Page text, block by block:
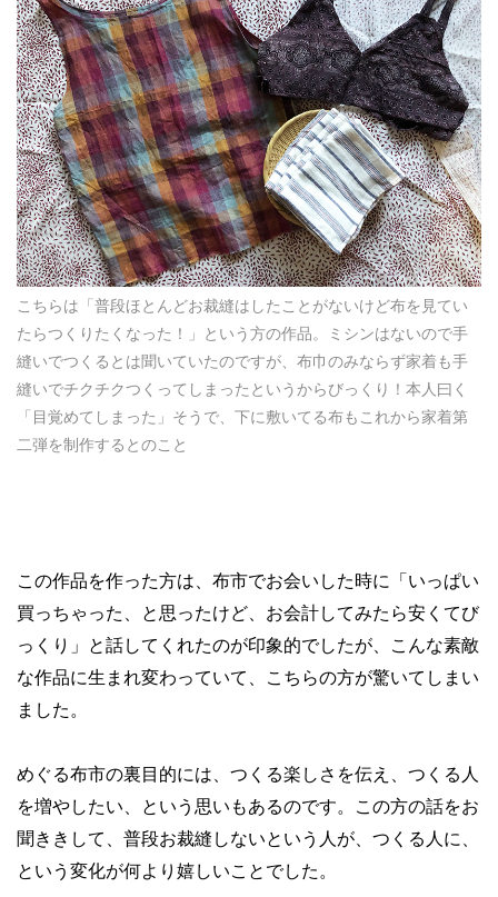
こちらは「普段ほとんどお裁縫はしたことがないけど布を見てい
たらつくりたくなった！」という方の作品。ミシンはないので手
縫いでつくるとは聞いていたのですが、布巾のみならず家着も手
縫いでチクチクつくってしまったというからびっくり！本人曰く
「目覚めてしまった」そうで、下に敷いてる布もこれから家着第
二弾を制作するとのこと
この作品を作った方は、布市でお会いした時に「いっぱい
買っちゃった、と思ったけど、お会計してみたら安くてび
っくり」と話してくれたのが印象的でしたが、こんな素敵
な作品に生まれ変わっていて、こちらの方が驚いてしまい
ました。
めぐる布市の裏目的には、つくる楽しさを伝え、つくる人
を増やしたい、という思いもあるのです。この方の話をお
聞ききして、普段お裁縫しないという人が、つくる人に、
という変化が何より嬉しいことでした。